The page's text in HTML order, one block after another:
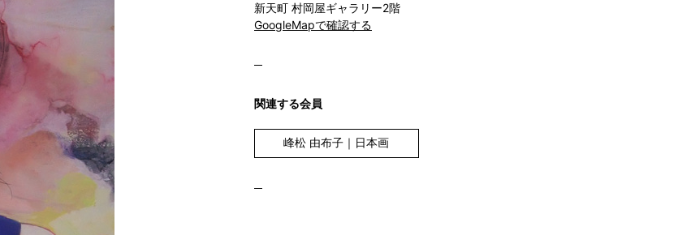
新天町 村岡屋ギャラリー2階
GoogleMapで確認する
関連する会員
峰松 由布子｜日本画